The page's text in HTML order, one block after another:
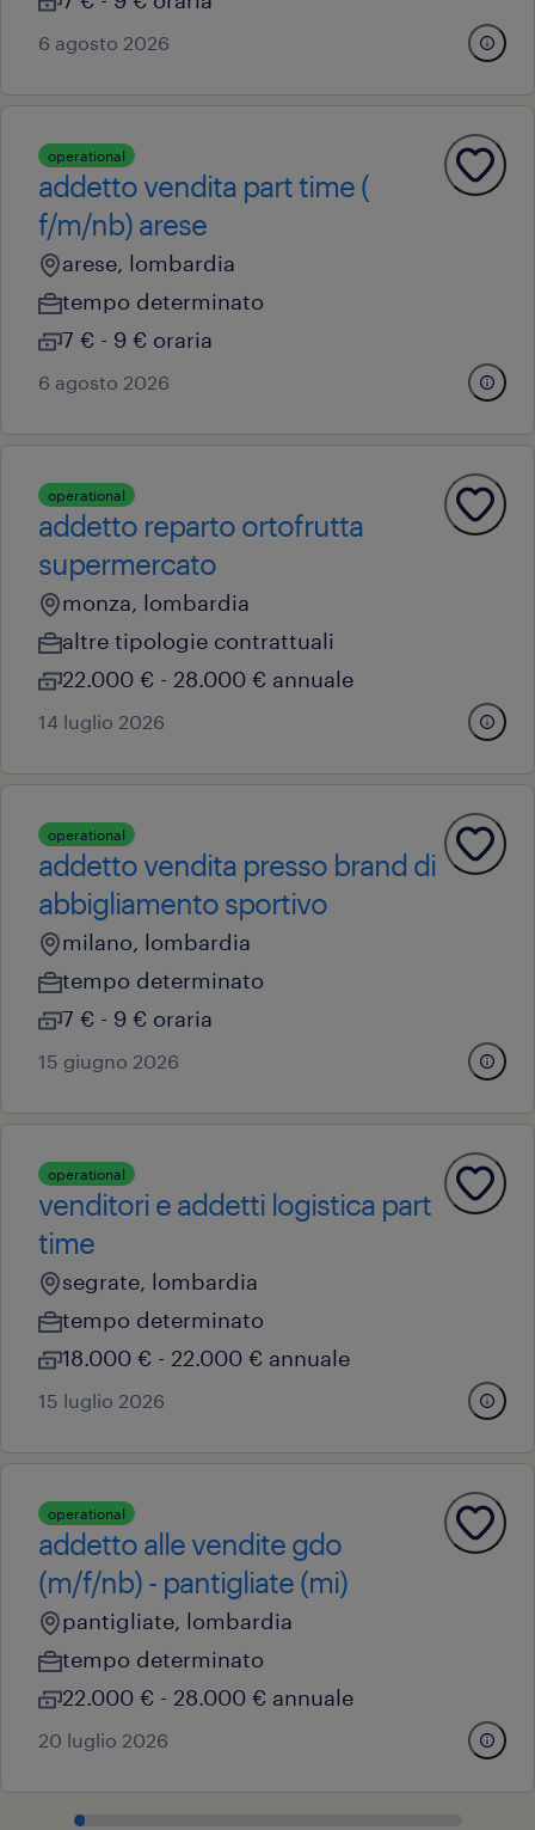
6 agosto 2026
operational
addetto vendita part time (
f/m/nb) arese
arese, lombardia
tempo determinato
7 € - 9 € oraria
6 agosto 2026
operational
addetto reparto ortofrutta
supermercato
monza, lombardia
altre tipologie contrattuali
22.000 € - 28.000 € annuale
14 luglio 2026
operational
addetto vendita presso brand di
abbigliamento sportivo
milano, lombardia
tempo determinato
7 € - 9 € oraria
15 giugno 2026
operational
venditori e addetti logistica part
time
segrate, lombardia
tempo determinato
18.000 € - 22.000 € annuale
15 luglio 2026
operational
addetto alle vendite gdo
(m/f/nb) - pantigliate (mi)
pantigliate, lombardia
tempo determinato
22.000 € - 28.000 € annuale
20 luglio 2026